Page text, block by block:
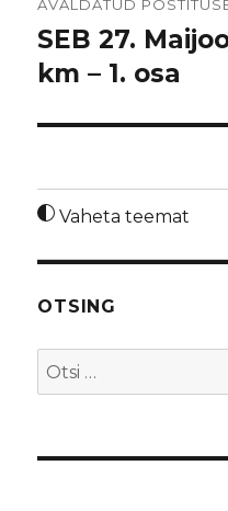
AVALDATUD
SEB 27.
km – 1. osa
Vaheta teemat
OTSING
Otsi: